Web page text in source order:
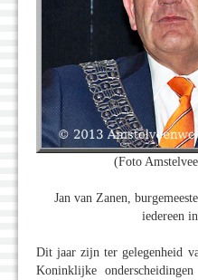
(Foto
Jan van Zanen,
iedereen
Dit jaar zijn ter gelegenheid
Koninklijke